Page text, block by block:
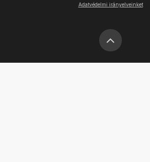
Adatvédelmi irányelveinket